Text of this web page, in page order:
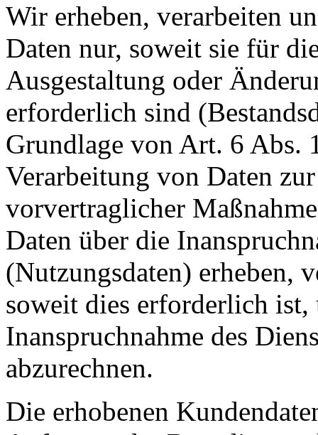
Wir erheben, verarbeiten
Daten nur, soweit sie für
Ausgestaltung oder
erforderlich sind
Grundlage von Art. 6 Abs.
Verarbeitung von Daten
vorvertraglicher
Daten über die
(Nutzungsdaten) erheben,
soweit dies erforderlich ist,
Inanspruchnahme des
abzurechnen.
Die erhobenen